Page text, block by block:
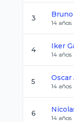
3 Bruno
14 años
4 Iker
14 años
5 Oscar
14 años
6
14 años